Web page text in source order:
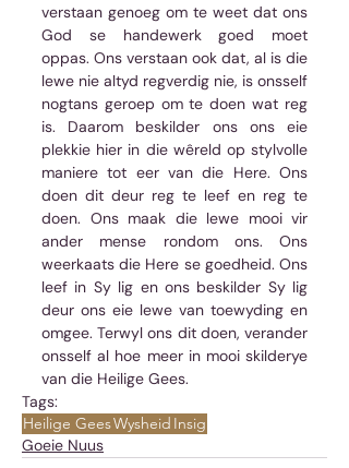
verstaan genoeg om te weet dat ons
God se handewerk goed moet
oppas. Ons verstaan ook dat, al is die
lewe nie altyd regverdig nie, is onsself
nogtans geroep om te doen wat reg
is. Daarom beskilder ons ons eie
plekkie hier in die wêreld op stylvolle
maniere tot eer van die Here. Ons
doen dit deur reg te leef en reg te
doen. Ons maak die lewe mooi vir
ander mense rondom ons. Ons
weerkaats die Here se goedheid. Ons
leef in Sy lig en ons beskilder Sy lig
deur ons eie lewe van toewyding en
omgee. Terwyl ons dit doen, verander
onsself al hoe meer in mooi skilderye
van die Heilige Gees.
Tags:
Heilige GeesWysheid Insig
Goeie Nuus